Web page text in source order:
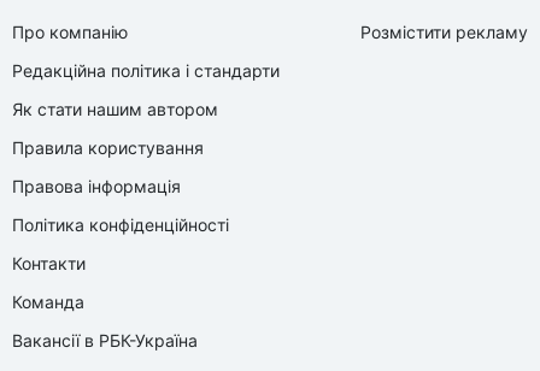
Про компанію
Редакційна політика і стандарти
Як стати нашим автором
Правила користування
Правова інформація
Політика конфіденційності
Контакти
Команда
Вакансії в РБК-Україна
Розмістити рекламу